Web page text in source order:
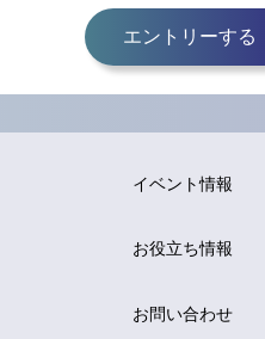
エントリーする
イベント情報
お役立ち情報
お問い合わせ